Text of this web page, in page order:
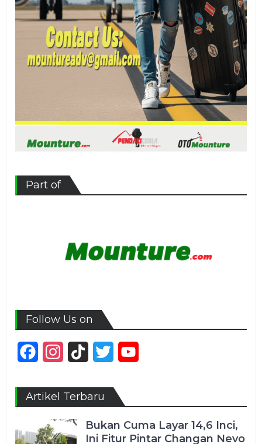
Part of
Follow Us on
FacebookInstagram
TikTok Twitter
Artikel Terbaru
Bukan Cuma Layar 14,6 Inci,
Ini Fitur Pintar Changan Nevo